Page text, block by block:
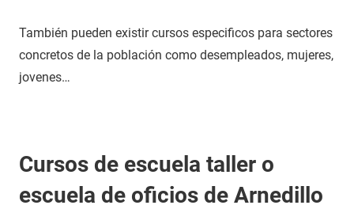
También pueden existir cursos especificos para sectores
concretos de la población como desempleados, mujeres,
jovenes…
Cursos de escuela taller o
escuela de oficios de Arnedillo